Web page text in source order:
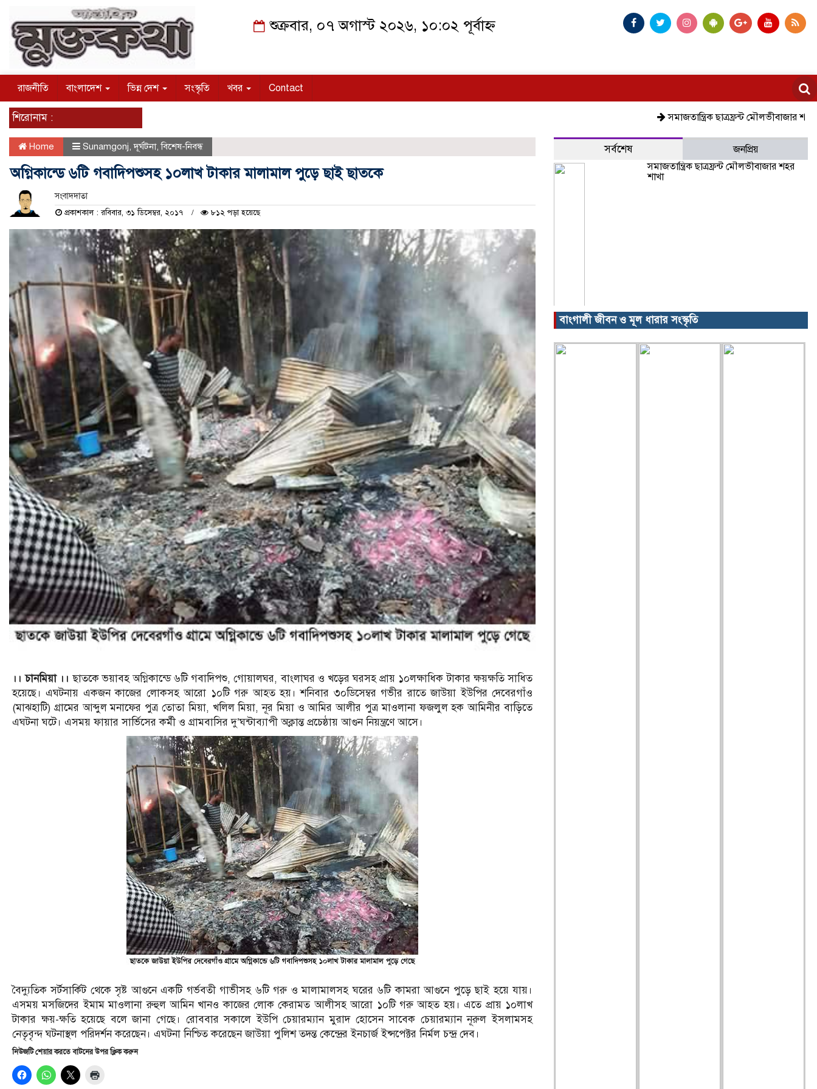
শুক্রবার, ০৭ অগাস্ট ২০২৬, ১০:০২ পূর্বাহ্ন
রাজনীতি বাংলাদেশ ভিন্ন দেশ সংস্কৃতি খবর Contact
শিরোনাম : সমাজতান্ত্রিক ছাত্রফ্রন্ট মৌলভীবাজার শহর শাখা
Home Sunamgonj,দূর্ঘটনা,বিশেষ-নিবন্ধ
অগ্নিকান্ডে ৬টি গবাদিপশুসহ ১০লাখ টাকার মালামাল পুড়ে ছাই ছাতকে
সংবাদদাতা
প্রকাশকাল : রবিবার, ৩১ ডিসেম্বর, ২০১৭ ৮১২ পড়া হয়েছে
।। চানমিয়া ।। ছাতকে ভয়াবহ অগ্নিকান্ডে ৬টি গবাদিপশু, গোয়ালঘর, বাংলাঘর ও খড়ের ঘরসহ প্রায় ১০লক্ষাধিক টাকার ক্ষয়ক্ষতি সাধিত
হয়েছে। এঘটনায় একজন কাজের লোকসহ আরো ১০টি গরু আহত হয়। শনিবার ৩০ডিসেম্বর গভীর রাতে জাউয়া ইউপির দেবেরগাঁও
(মাঝহাটি) গ্রামের আব্দুল মনাফের পুত্র তোতা মিয়া, খলিল মিয়া, নূর মিয়া ও আমির আলীর পুত্র মাওলানা ফজলুল হক আমিনীর বাড়িতে
এঘটনা ঘটে। এসময় ফায়ার সার্ভিসের কর্মী ও গ্রামবাসির দু’ঘন্টাব্যাপী অক্লান্ত প্রচেষ্ঠায় আগুন নিয়ন্ত্রণে আসে।
বৈদ্যুতিক সর্টসার্কিট থেকে সৃষ্ট আগুনে একটি গর্ভবতী গাভীসহ ৬টি গরু ও মালামালসহ ঘরের ৬টি কামরা আগুনে পুড়ে ছাই হয়ে যায়।
এসময় মসজিদের ইমাম মাওলানা রুহুল আমিন খানও কাজের লোক কেরামত আলীসহ আরো ১০টি গরু আহত হয়। এতে প্রায় ১০লাখ
টাকার ক্ষয়-ক্ষতি হয়েছে বলে জানা গেছে। রোববার সকালে ইউপি চেয়ারম্যান মুরাদ হোসেন সাবেক চেয়ারম্যান নূরুল ইসলামসহ
নেতৃবৃন্দ ঘটনাস্থল পরিদর্শন করেছেন। এঘটনা নিশ্চিত করেছেন জাউয়া পুলিশ তদন্ত কেন্দ্রের ইনচার্জ ইন্সপেক্টর নির্মল চন্দ্র দেব।
নিউজটি শেয়ার করতে বাটনের উপর ক্লিক করুন
সর্বশেষ
জনপ্রিয়
সমাজতান্ত্রিক ছাত্রফ্রন্ট মৌলভীবাজার শহর
শাখা
বাংগালী জীবন ও মূল ধারার সংস্কৃতি